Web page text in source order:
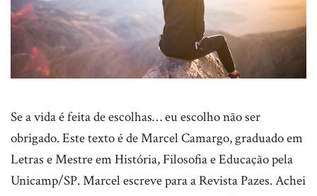
Se a vida é feita de escolhas… eu escolho não ser
obrigado. Este texto é de Marcel Camargo, graduado em
Letras e Mestre em História, Filosofia e Educação pela
Unicamp/SP. Marcel escreve para a Revista Pazes. Achei